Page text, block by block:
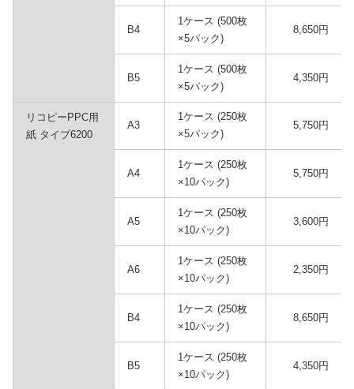
B4
1ケース (500枚
×5パック)
8,650円
B5
1ケース (500枚
×5パック)
4,350円
リコピーPPC用
紙 タイプ6200
A3
1ケース (250枚
×5パック)
5,750円
A4
1ケース (250枚
×10パック)
5,750円
A5
1ケース (250枚
×10パック)
3,600円
A6
1ケース (250枚
×10パック)
2,350円
B4
1ケース (250枚
×10パック)
8,650円
B5
1ケース (250枚
×10パック)
4,350円